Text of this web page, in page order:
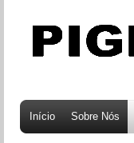
Início Sobre Nós